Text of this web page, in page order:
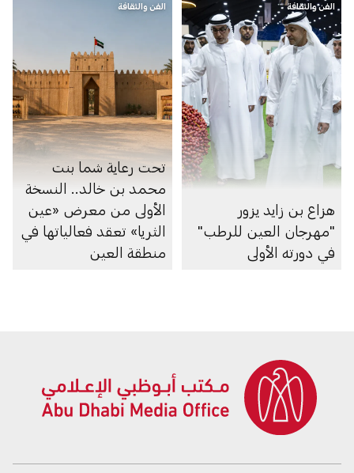
الفن والثقافة
هزاع بن زايد يزور
"مهرجان العين للرطب"
في دورته الأولى
الفن والثقافة
تحت رعاية شما بنت
محمد بن خالد.. النسخة
الأولى من معرض «عين
الثريا» تعقد فعالياتها في
منطقة العين